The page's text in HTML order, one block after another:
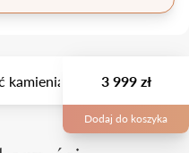
kamienia Opis
3 999 zł
Dodaj do koszyka